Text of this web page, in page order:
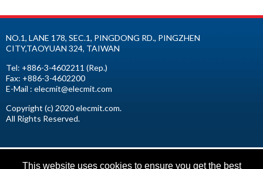
NO.1, LANE 178, SEC.1, PINGDONG RD., PINGZHEN
CITY,TAOYUAN 324, TAIWAN
Tel: +886-3-4602211 (Rep.)
Fax: +886-3-4602200
E-Mail : elecmit@elecmit.com
Copyright (c) 2020 elecmit.com.
All Rights Reserved.
This website uses cookies to ensure you get the best